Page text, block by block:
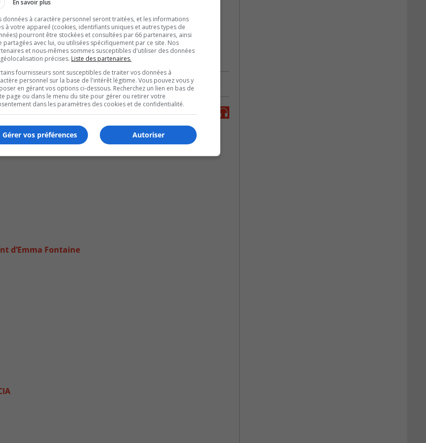
d’Emma Fontaine
En savoir plus
données à caractère personnel seront traitées, et les informations
à votre appareil (cookies, identifiants uniques et autres types de
pourront être stockées et consultées par 66 partenaires, ainsi
partagées avec lui, ou utilisées spécifiquement par ce site. Nos
et nous-mêmes sommes susceptibles d'utiliser des données
précises. Liste des partenaires.
fournisseurs sont susceptibles de traiter vos données à
personnel sur la base de l'intérêt légitime. Vous pouvez vous y
en gérant vos options ci-dessous. Recherchez un lien en bas de
page ou dans le menu du site pour gérer ou retirer votre
dans les paramètres des cookies et de confidentialité.
Autoriser
Gérer vos préférences